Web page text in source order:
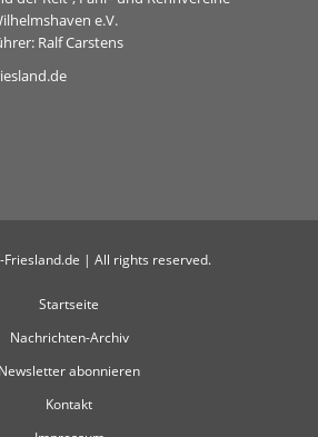
e.V.
Ralf Carstens
Friesland.de | All rights reserved.
Startseite
Nachrichten-Archiv
Newsletter abonnieren
Kontakt